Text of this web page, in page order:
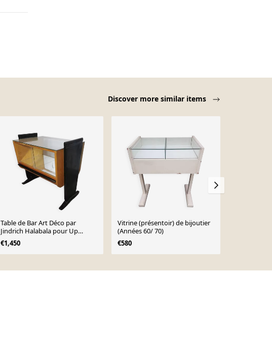
Discover more similar items
Table de Bar Art Déco par
Jindrich Halabala pour Up
Závody
€1,450
Vitrine (présentoir) de bijoutier
(Années 60/ 70)
€580